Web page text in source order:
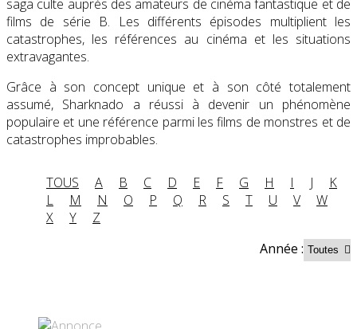
saga culte auprès des amateurs de cinéma fantastique et de
films de série B. Les différents épisodes multiplient les
catastrophes, les références au cinéma et les situations
extravagantes.
Grâce à son concept unique et à son côté totalement
assumé, Sharknado a réussi à devenir un phénomène
populaire et une référence parmi les films de monstres et de
catastrophes improbables.
TOUS A B C D E F G H I J
K
L
M N O P Q R S T U V
W
X
Y
Z
Année :